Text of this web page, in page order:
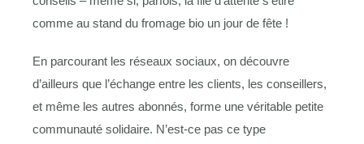
comme au stand du fromage bio un jour de fête !
En parcourant les réseaux sociaux, on découvre
d’ailleurs que l’échange entre les clients, les conseillers,
et même les autres abonnés, forme une véritable petite
communauté solidaire. N’est-ce pas ce type